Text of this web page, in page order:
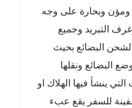
ومؤن وبحارة على وجه
التبريد وجميع
البضائع بحيث
البضائع ونقلها
ينشأ فيها الهلاك او
للسفر يقع عبء